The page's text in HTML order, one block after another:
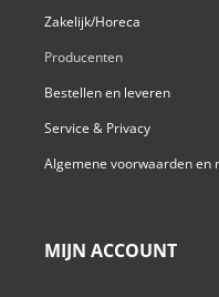
Zakelijk/Horeca
Producenten
Bestellen en leveren
Service & Privacy
Algemene voorwaarden en
MIJN ACCOUNT